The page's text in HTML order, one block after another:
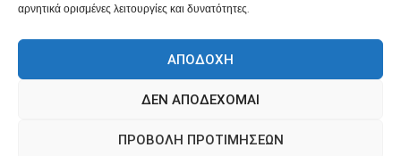
αρνητικά ορισμένες λειτουργίες και δυνατότητες.
ΑΠΟΔΟΧΉ
ΔΕΝ ΑΠΟΔΈΧΟΜΑΙ
ΠΡΟΒΟΛΉ ΠΡΟΤΙΜΉΣΕΩΝ
gowithraw.gr © 2020 | Powered by